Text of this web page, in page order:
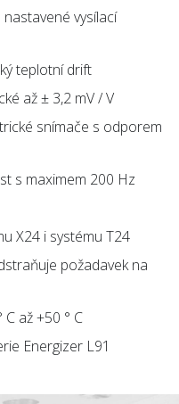
vysílací
teplotní drift
až ± 3,2 mV / V
snímače s odporem
s maximem 200 Hz
X24 i systému T24
požadavek na
až +50 ° C
Energizer L91